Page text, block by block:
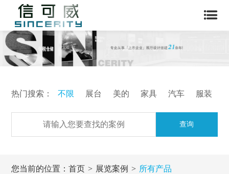
热门搜索： 不限 展台 美的 家具 汽车 服装
查询
您当前的位置：首页 展览案例 所有产品